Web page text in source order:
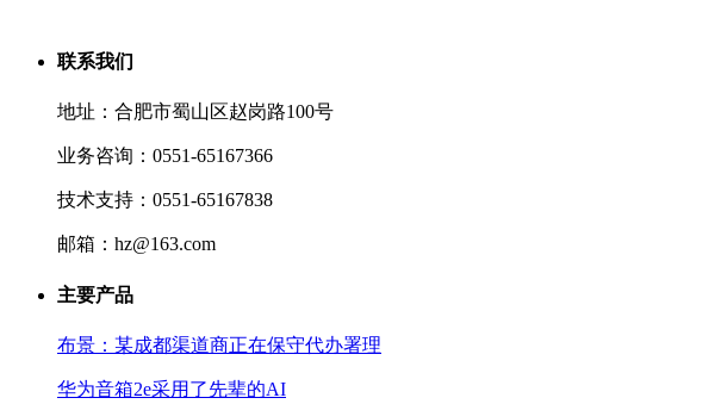
联系我们
地址：合肥市蜀山区赵岗路100号
业务咨询：0551-65167366
技术支持：0551-65167838
邮箱：hz@163.com
主要产品
布景：某成都渠道商正在保守代办署理
华为音箱2e采用了先辈的AI